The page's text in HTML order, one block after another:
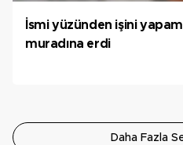
İsmi yüzünden işini
muradına erdi
Daha Fazla